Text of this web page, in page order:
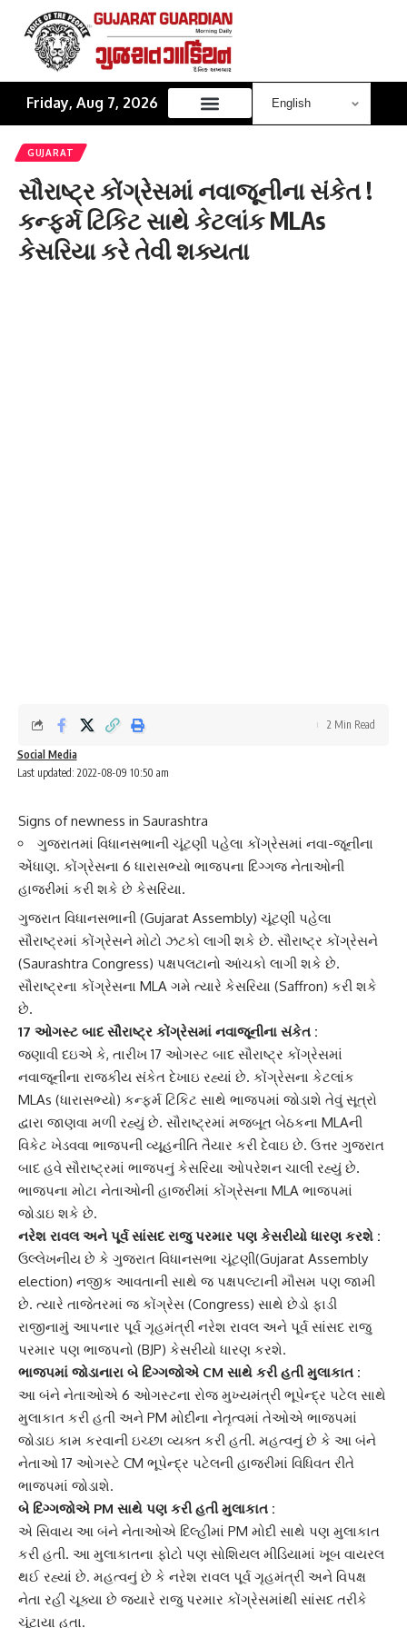
Friday, Aug 7, 2026
GUJARAT
સૌરાષ્ટ્ર કોંગ્રેસમાં નવાજૂનીના સંકેત !
કન્ફર્મ ટિકિટ સાથે કેટલાંક MLAs
કેસરિયા કરે તેવી શક્યતા
Last updated: 2022-08-09 10:50 am
Social Media
2 Min Read
Signs of newness in Saurashtra
ગુજરાતમાં વિધાનસભાની ચૂંટણી પહેલા કોંગ્રેસમાં નવા-જૂનીના
એંધાણ. કોંગ્રેસના 6 ધારાસભ્યો ભાજપના દિગ્ગજ નેતાઓની
હાજરીમાં કરી શકે છે કેસરિયા.
ગુજરાત વિધાનસભાની (Gujarat Assembly) ચૂંટણી પહેલા
સૌરાષ્ટ્રમાં કોંગ્રેસને મોટો ઝટકો લાગી શકે છે. સૌરાષ્ટ્ર કોંગ્રેસને
(Saurashtra Congress) પક્ષપલટાનો આંચકો લાગી શકે છે.
સૌરાષ્ટ્રના કોંગ્રેસના MLA ગમે ત્યારે કેસરિયા (Saffron) કરી શકે
છે.
17 ઓગસ્ટ બાદ સૌરાષ્ટ્ર કોંગ્રેસમાં નવાજૂનીના સંકેત :
જણાવી દઇએ કે, તારીખ 17 ઓગસ્ટ બાદ સૌરાષ્ટ્ર કોંગ્રેસમાં
નવાજૂનીના રાજકીય સંકેત દેખાઇ રહ્યાં છે. કોંગ્રેસના કેટલાંક
MLAs (ધારાસભ્યો) કન્ફર્મ ટિકિટ સાથે ભાજપમાં જોડાશે તેવું સૂત્રો
દ્વારા જાણવા મળી રહ્યું છે. સૌરાષ્ટ્રમાં મજબૂત બેઠકના MLAની
વિકેટ ખેડવવા ભાજપની વ્યૂહનીતિ તૈયાર કરી દેવાઇ છે. ઉત્તર ગુજરાત
બાદ હવે સૌરાષ્ટ્રમાં ભાજપનું કેસરિયા ઓપરેશન ચાલી રહ્યું છે.
ભાજપના મોટા નેતાઓની હાજરીમાં કોંગ્રેસના MLA ભાજપમાં
જોડાઇ શકે છે.
નરેશ રાવલ અને પૂર્વ સાંસદ રાજુ પરમાર પણ કેસરીયો ધારણ કરશે :
ઉલ્લેખનીય છે કે ગુજરાત વિધાનસભા ચૂંટણી(Gujarat Assembly
election) નજીક આવતાની સાથે જ પક્ષપલ્ટાની મૌસમ પણ જામી
છે. ત્યારે તાજેતરમાં જ કોંગ્રેસ (Congress) સાથે છેડો ફાડી
રાજીનામું આપનાર પૂર્વ ગૃહમંત્રી નરેશ રાવલ અને પૂર્વ સાંસદ રાજુ
પરમાર પણ ભાજપનો (BJP) કેસરીયો ધારણ કરશે.
ભાજપમાં જોડાનારા બે દિગ્ગજોએ CM સાથે કરી હતી મુલાકાત :
આ બંને નેતાઓએ 6 ઓગસ્ટના રોજ મુખ્યમંત્રી ભૂપેન્દ્ર પટેલ સાથે
મુલાકાત કરી હતી અને PM મોદીના નેતૃત્વમાં તેઓએ ભાજપમાં
જોડાઇ કામ કરવાની ઇચ્છા વ્યક્ત કરી હતી. મહત્વનું છે કે આ બંને
નેતાઓ 17 ઓગસ્ટે CM ભૂપેન્દ્ર પટેલની હાજરીમાં વિધિવત રીતે
ભાજપમાં જોડાશે.
બે દિગ્ગજોએ PM સાથે પણ કરી હતી મુલાકાત :
એ સિવાય આ બંને નેતાઓએ દિલ્હીમાં PM મોદી સાથે પણ મુલાકાત
કરી હતી. આ મુલાકાતના ફોટો પણ સોશિયલ મીડિયામાં ખૂબ વાયરલ
થઈ રહ્યાં છે. મહત્વનું છે કે નરેશ રાવલ પૂર્વ ગૃહમંત્રી અને વિપક્ષ
નેતા રહી ચૂક્યા છે જ્યારે રાજુ પરમાર કોંગ્રેસમાંથી સાંસદ તરીકે
ચૂંટાયા હતા.